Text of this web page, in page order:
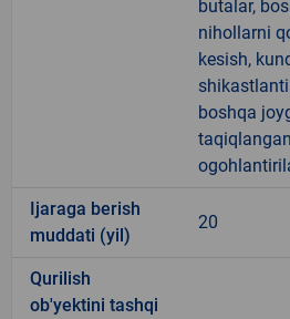
butalar,
nihollarni
kesish,
boshqa
Ijaraga berish
muddati (yil)
20
Qurilish
ob'yektini tashqi